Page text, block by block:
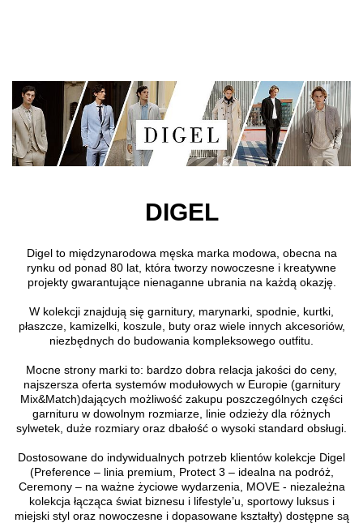
DIGEL
Digel to międzynarodowa męska marka modowa, obecna na
rynku od ponad 80 lat, która tworzy nowoczesne i kreatywne
projekty gwarantujące nienaganne ubrania na każdą okazję.
W kolekcji znajdują się garnitury, marynarki, spodnie, kurtki,
płaszcze, kamizelki, koszule, buty oraz wiele innych akcesoriów,
niezbędnych do budowania kompleksowego outfitu.
Mocne strony marki to: bardzo dobra relacja jakości do ceny,
najszersza oferta systemów modułowych w Europie (garnitury
Mix&Match)dających możliwość zakupu poszczególnych części
garnituru w dowolnym rozmiarze, linie odzieży dla różnych
sylwetek, duże rozmiary oraz dbałość o wysoki standard obsługi.
Dostosowane do indywidualnych potrzeb klientów kolekcje Digel
(Preference – linia premium, Protect 3 – idealna na podróż,
Ceremony – na ważne życiowe wydarzenia, MOVE - niezależna
kolekcja łącząca świat biznesu i lifestyle’u, sportowy luksus i
miejski styl oraz nowoczesne i dopasowane kształty) dostępne są